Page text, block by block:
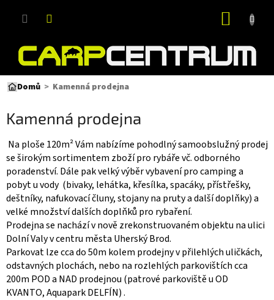
Domů Kamenná prodejna
Kamenná prodejna
Na ploše 120m² Vám nabízíme pohodlný samoobslužný prodej
se širokým sortimentem zboží pro rybáře vč. odborného
poradenství. Dále pak velký výběr vybavení pro camping a
pobyt u vody (bivaky, lehátka, křesílka, spacáky, přístřešky,
deštníky, nafukovací čluny, stojany na pruty a další doplňky) a
velké množství dalších doplňků pro rybaření.
Prodejna se nachází v nově zrekonstruovaném objektu na ulici
Dolní Valy v centru města Uherský Brod.
Parkovat lze cca do 50m kolem prodejny v přilehlých uličkách,
odstavných plochách, nebo na rozlehlých parkovištích cca
200m POD a NAD prodejnou (patrové parkoviště u OD
KVANTO, Aquapark DELFÍN) .